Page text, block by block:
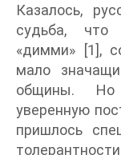
Казалось,
судьба, что
«димми» [1],
мало
общины. Но
уверенную
пришлось